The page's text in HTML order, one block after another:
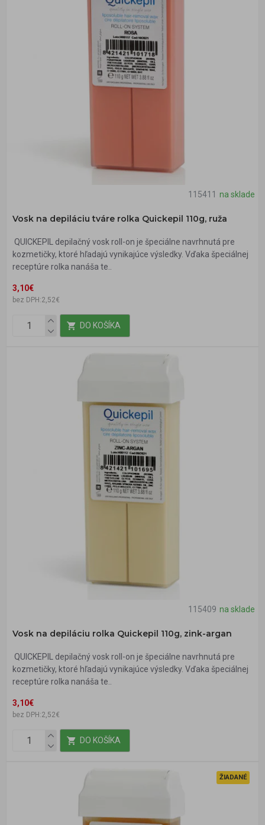
115411 na sklade
Vosk na depiláciu tváre rolka Quickepil 110g, ruža
QUICKEPIL depilačný vosk roll-on je špeciálne navrhnutá pre
kozmetičky, ktoré hľadajú vynikajúce výsledky. Vďaka špeciálnej
receptúre rolka nanáša te..
3,10€
bez DPH:2,52€
DO KOŠÍKA
115409 na sklade
Vosk na depiláciu rolka Quickepil 110g, zink-argan
QUICKEPIL depilačný vosk roll-on je špeciálne navrhnutá pre
kozmetičky, ktoré hľadajú vynikajúce výsledky. Vďaka špeciálnej
receptúre rolka nanáša te..
3,10€
bez DPH:2,52€
DO KOŠÍKA
ŽIADANÉ